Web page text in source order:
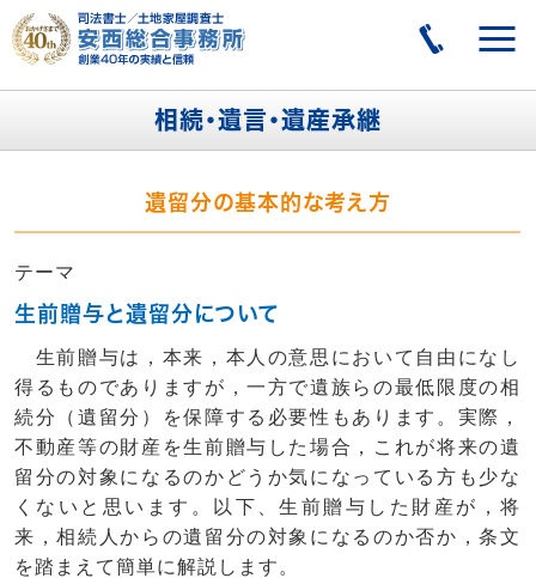
相続・遺言・遺産承継
遺留分の基本的な考え方
テーマ
生前贈与と遺留分について
生前贈与は，本来，本人の意思において自由になし
得るものでありますが，一方で遺族らの最低限度の相
続分（遺留分）を保障する必要性もあります。実際，
不動産等の財産を生前贈与した場合，これが将来の遺
留分の対象になるのかどうか気になっている方も少な
くないと思います。以下、生前贈与した財産が，将
来，相続人からの遺留分の対象になるのか否か，条文
を踏まえて簡単に解説します。